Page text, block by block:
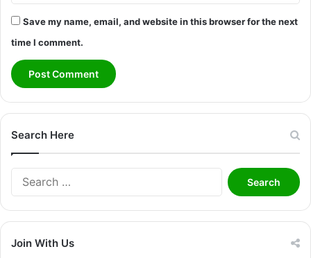
Save my name, email, and website in this browser for the next
time I comment.
Search Here
Search
for:
Join With Us